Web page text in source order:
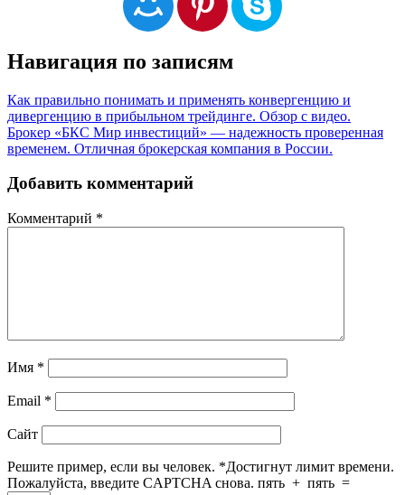
Навигация по записям
Как правильно понимать и применять конвергенцию и
дивергенцию в прибыльном трейдинге. Обзор с видео.
Брокер «БКС Мир инвестиций» — надежность проверенная
временем. Отличная брокерская компания в России.
Добавить комментарий
Комментарий *
Имя *
Email *
Сайт
Решите пример, если вы человек. *Достигнут лимит времени.
Пожалуйста, введите CAPTCHA снова. пять + пять =